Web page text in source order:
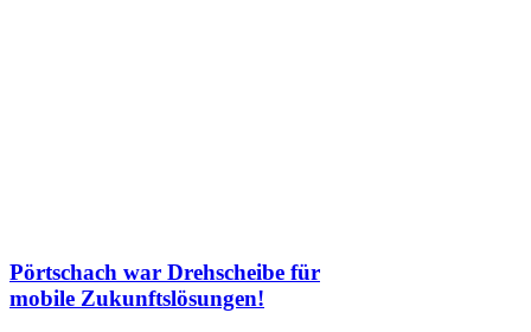
Pörtschach war Drehscheibe für
mobile Zukunftslösungen!